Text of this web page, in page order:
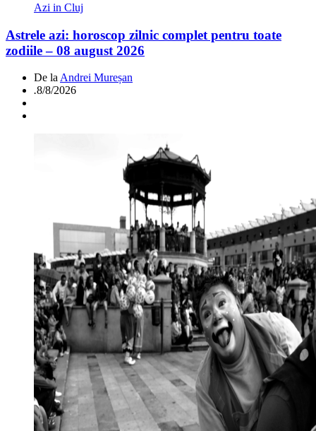
Azi in Cluj
Astrele azi: horoscop zilnic complet pentru toate
zodiile – 08 august 2026
De la Andrei Mureșan
.8/8/2026